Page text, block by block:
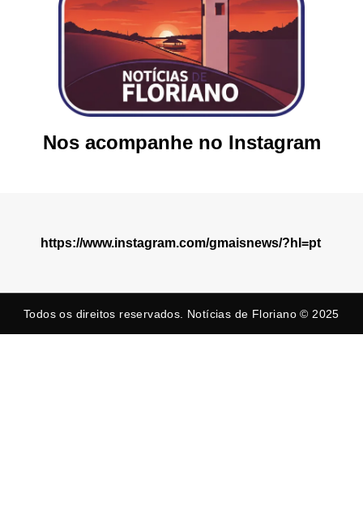
Nos acompanhe no Instagram
https://www.instagram.com/gmaisnews/?hl=pt
Todos os direitos reservados. Notícias de Floriano © 2025